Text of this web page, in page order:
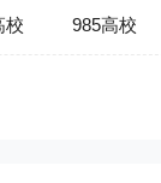
校 985高校